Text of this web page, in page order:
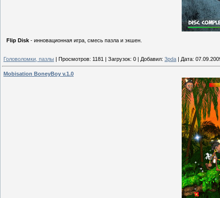
Flip Disk - инновационная игра, смесь пазла и экшен.
Головоломки, пазлы | Просмотров: 1181 | Загрузок: 0 | Добавил: 3pda | Дата:
Mobisation BoneyBoy v.1.0